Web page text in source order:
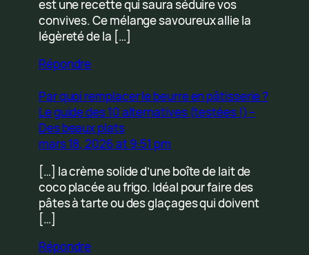
est une recette qui saura séduire vos
convives. Ce mélange savoureux allie la
légèreté de la […]
Répondre
Par quoi remplacer le beurre en pâtisserie ?
Le guide des 10 alternatives (testées !) –
Des beaux plats
mars 18, 2026 at 9:51 pm
[…] la crème solide d’une boîte de lait de
coco placée au frigo. Idéal pour faire des
pâtes à tarte ou des glaçages qui doivent
[…]
Répondre